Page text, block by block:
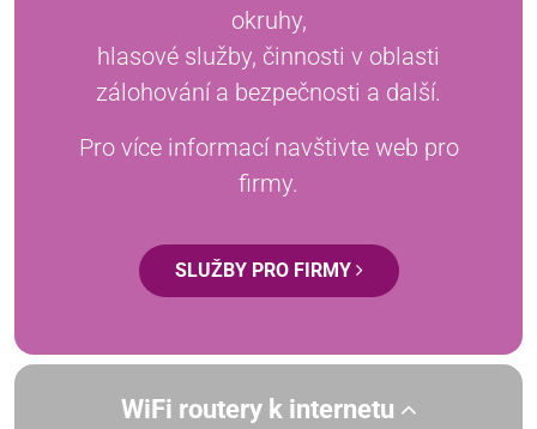
okruhy,
hlasové služby, činnosti v oblasti
zálohování a bezpečnosti a další.
Pro více informací navštivte web pro
firmy.
SLUŽBY PRO FIRMY
WiFi routery k internetu